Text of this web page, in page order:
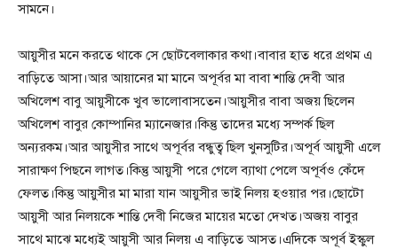
সামনে।
আয়ুসীর মনে করতে থাকে সে ছোটবেলাকার কথা।বাবার হাত ধরে প্রথম এ
বাড়িতে আসা।আর আয়ানের মা মানে অপূর্বর মা বাবা শান্তি দেবী আর
অখিলেশ বাবু আয়ুসীকে খুব ভালোবাসতেন।আয়ুসীর বাবা অজয় ছিলেন
অখিলেশ বাবুর কোম্পানির ম্যানেজার।কিন্তু তাদের মধ্যে সম্পর্ক ছিল
অন্যরকম।আর আয়ুসীর সাথে অপূর্বর বন্ধুত্ব ছিল খুনসুটির।অপূর্ব আয়ুসী এলে
সারাক্ষণ পিছনে লাগত।কিন্তু আয়ুসী পরে গেলে ব্যাথা পেলে অপূর্বও কেঁদে
ফেলত।কিন্তু আয়ুসীর মা মারা যান আয়ুসীর ভাই নিলয় হওয়ার পর।ছোটো
আয়ুসী আর নিলয়কে শান্তি দেবী নিজের মায়ের মতো দেখত।অজয় বাবুর
সাথে মাঝে মধ্যেই আয়ুসী আর নিলয় এ বাড়িতে আসত।এদিকে অপূর্ব ইস্কুল